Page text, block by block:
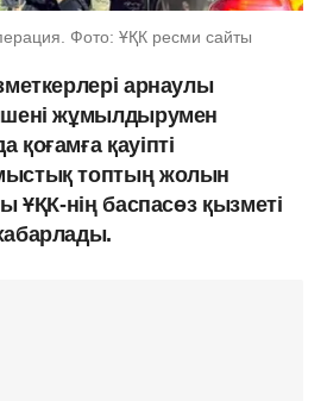
Фото: ҰҚК ресми сайты
арнаулы
жұмылдырумен
қауіпті
топтың жолын
ҰҚК-нің баспасөз қызметі